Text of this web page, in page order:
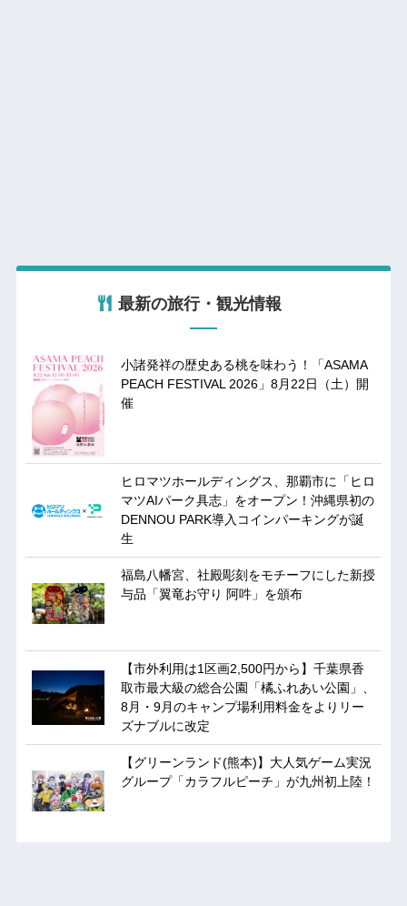
最新の旅行・観光情報
小諸発祥の歴史ある桃を味わう！「ASAMA
PEACH FESTIVAL 2026」8月22日（土）開
催
ヒロマツホールディングス、那覇市に「ヒロ
マツAIパーク具志」をオープン！沖縄県初の
DENNOU PARK導入コインパーキングが誕
生
福島八幡宮、社殿彫刻をモチーフにした新授
与品「翼竜お守り 阿吽」を頒布
【市外利用は1区画2,500円から】千葉県香
取市最大級の総合公園「橘ふれあい公園」、
8月・9月のキャンプ場利用料金をよりリー
ズナブルに改定
【グリーンランド(熊本)】大人気ゲーム実況
グループ「カラフルピーチ」が九州初上陸！